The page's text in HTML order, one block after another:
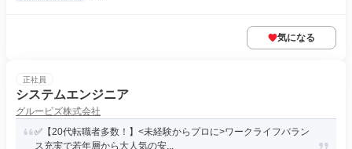
気になる
正社員
システムエンジニア
グルービズ株式会社
✅【20代転職者多数！】<未経験からプロに>ワークライフバラン
ス充実で若年層から大人気の安...